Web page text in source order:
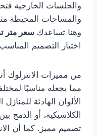
والجلسات الخارجية
والمساحات المحيطة
وهنا تساعدك سعر متر
اختيار التصميم
من مميزات الانترلوك
مما يجعله مناسبًا
الألوان الهادئة للمنازل
الكلاسيكية، أو
تصميم مميز. كما أن